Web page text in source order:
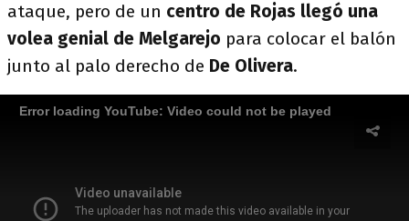
ataque, pero de un centro de Rojas llegó una
volea genial de Melgarejo para colocar el balón
junto al palo derecho de De Olivera.